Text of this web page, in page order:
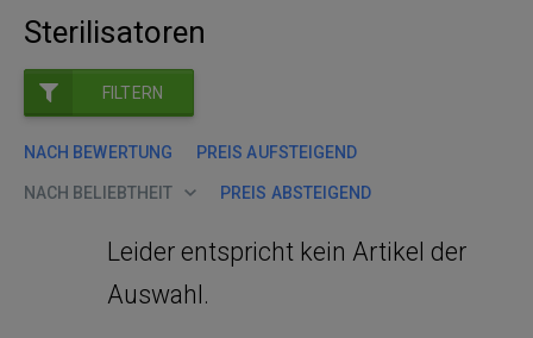
Sterilisatoren
FILTERN
NACH BEWERTUNG PREIS AUFSTEIGEND
NACH BELIEBTHEIT PREIS ABSTEIGEND
Leider entspricht kein Artikel der
Auswahl.